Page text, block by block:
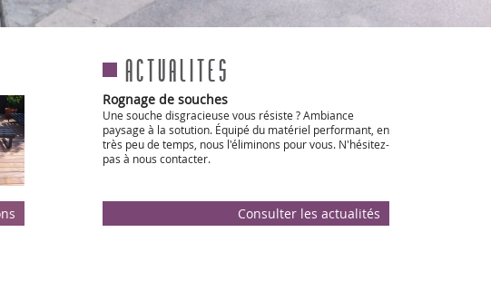
Actualites
Rognage de souches
Une souche disgracieuse vous résiste ? Ambiance
paysage à la sotution. Équipé du matériel performant, en
très peu de temps, nous l'éliminons pour vous. N'hésitez-
pas à nous contacter.
Quand prévoir un chantier pour planter une
Consulter les actualités